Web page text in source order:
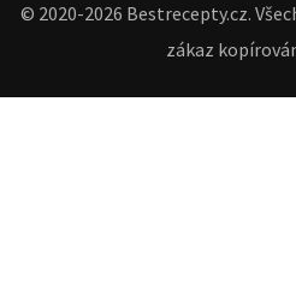
© 2020-2026 Bestrecepty.cz.
zákaz